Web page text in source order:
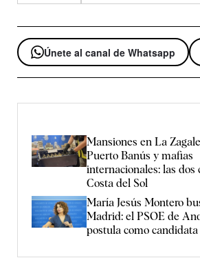
Únete al canal de Whatsapp
Mansiones en La
Puerto Banús y mafias
internacionales: las dos
Costa del Sol
María Jesús Montero
Madrid: el PSOE de
postula como